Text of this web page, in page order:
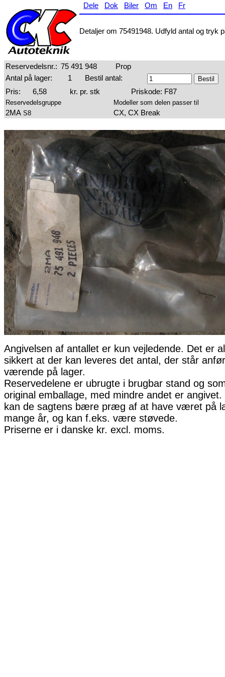
Dele Dok Biler Om En Fr
Detaljer om 75491948. Udfyld antal og tryk
Reservedelsnr.: 75 491 948
Prop
Antal på lager:
1
Bestil antal:
Pris:
6,58 kr. pr. stk Priskode: F87
Reservedelsgruppe Modeller som delen passer til
2MA S8 CX, CX Break
Angivelsen af antallet er kun vejledende. Det er
sikkert at der kan leveres det antal, der står
værende på lager.
Reservedelene er ubrugte i brugbar stand og
original emballage, med mindre andet er angivet.
kan de sagtens bære præg af at have været på
mange år, og kan f.eks. være støvede.
Priserne er i danske kr. excl. moms.